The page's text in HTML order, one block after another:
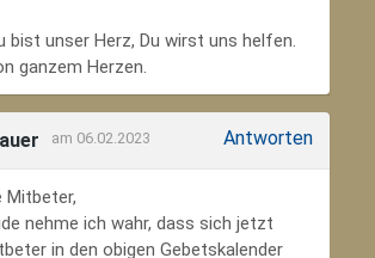
bist unser Herz, Du wirst uns helfen.
ganzem Herzen.
am 06.02.2023 Antworten
Mitbeter,
nehme ich wahr, dass sich jetzt
in den obigen Gebetskalender